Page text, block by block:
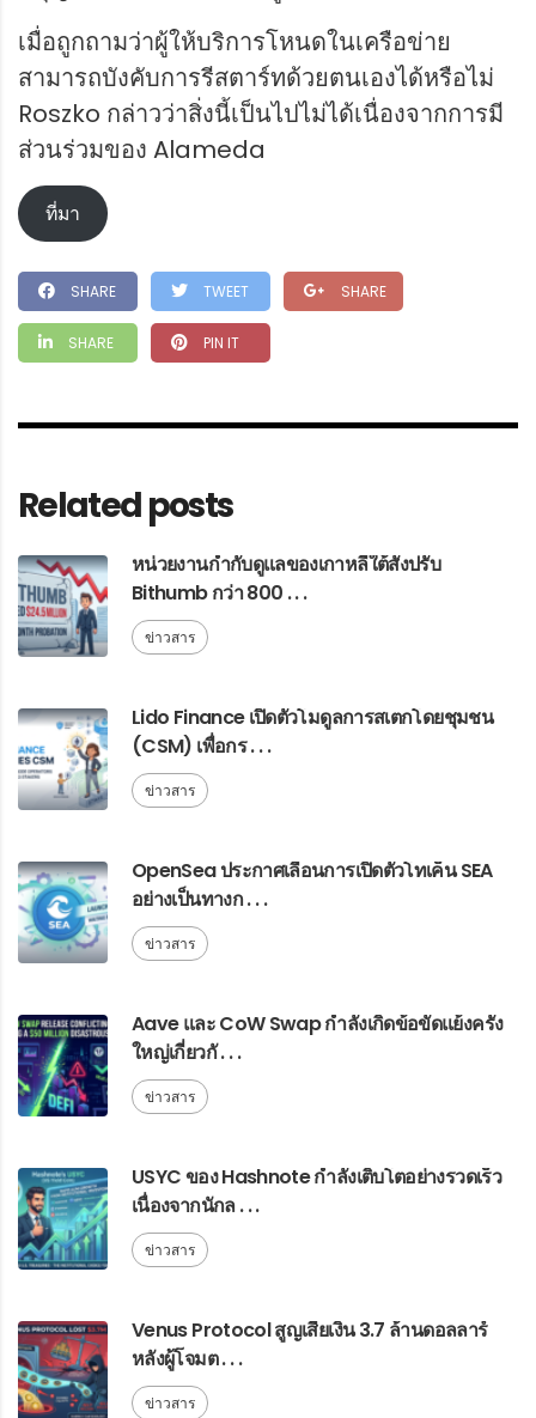
เมื่อถูกถามว่าผู้ให้บริการโหนดในเครือข่าย
สามารถบังคับการรีสตาร์ทด้วยตนเองได้หรือไม่
Roszko กล่าวว่าสิ่งนี้เป็นไปไม่ได้เนื่องจากการมี
ส่วนร่วมของ Alameda
ที่มา
SHARE TWEET SHARE
SHARE PIN IT
Related posts
หน่วยงานกำกับดูแลของเกาหลีใต้สั่งปรับ
Bithumb กว่า 800 . . .
ข่าวสาร
Lido Finance เปิดตัวโมดูลการสเตกโดยชุมชน
(CSM) เพื่อกร . . .
ข่าวสาร
OpenSea ประกาศเลื่อนการเปิดตัวโทเค็น SEA
อย่างเป็นทางก . . .
ข่าวสาร
Aave และ CoW Swap กำลังเกิดข้อขัดแย้งครั้ง
ใหญ่เกี่ยวกั . . .
ข่าวสาร
USYC ของ Hashnote กำลังเติบโตอย่างรวดเร็ว
เนื่องจากนักล . . .
ข่าวสาร
Venus Protocol สูญเสียเงิน 3.7 ล้านดอลลาร์
หลังผู้โจมต . . .
ข่าวสาร